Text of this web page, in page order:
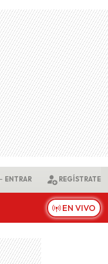
ENTRAR REGÍSTRATE
EN VIVO